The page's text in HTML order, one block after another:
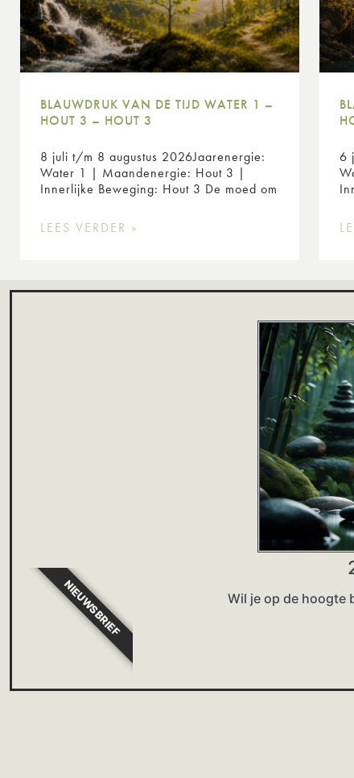
BLAUWDRUK VAN DE TIJD WATER 1 –
HOUT 3 – HOUT 3
8 juli t/m 8 augustus 2026Jaarenergie:
Water 1 | Maandenergie: Hout 3 |
Innerlijke Beweging: Hout 3 De moed om
LEES VERDER »
6
Wil je op de hoogte
NIEUWSBRIEF